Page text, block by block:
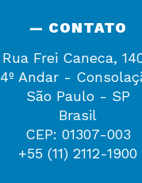
— CONTATO
Rua Frei Caneca,
4º Andar -
São Paulo - SP
Brasil
CEP: 01307-003
+55 (11) 2112-1900